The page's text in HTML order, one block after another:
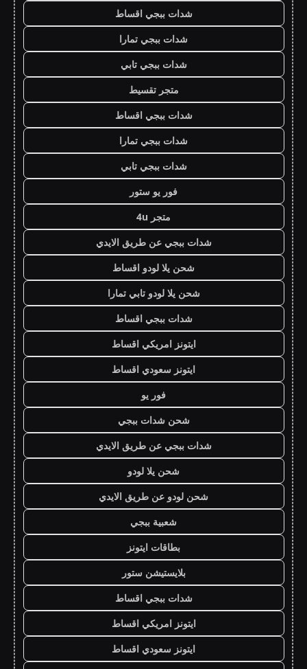
شدات ببجي اقساط
شدات ببجي تمارا
شدات ببجي تابي
متجر تقسيط
شدات ببجي اقساط
شدات ببجي تمارا
شدات ببجي تابي
فور يو ستور
متجر 4u
شدات ببجي عن طريق الايدي
شحن يلا لودو اقساط
شحن يلا لودو تابي تمارا
شدات ببجي اقساط
ايتونز امريكي اقساط
ايتونز سعودي اقساط
فور يو
شحن شدات ببجي
شدات ببجي عن طريق الايدي
شحن يلا لودو
شحن لودو عن طريق الايدي
شعبية ببجي
بطاقات ايتونز
بلايستيشن ستور
شدات ببجي اقساط
ايتونز امريكي اقساط
ايتونز سعودي اقساط